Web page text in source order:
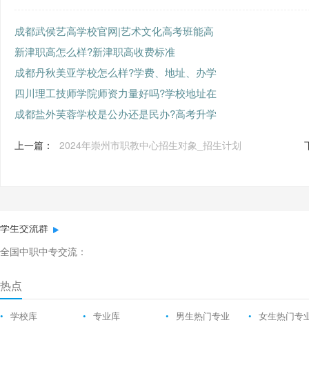
成都武侯艺高学校官网|艺术文化高考班能高
新津职高怎么样?新津职高收费标准
成都丹秋美亚学校怎么样?学费、地址、办学
四川理工技师学院师资力量好吗?学校地址在
成都盐外芙蓉学校是公办还是民办?高考升学
上一篇： 2024年崇州市职教中心招生对象_招生计划
学生交流群
全国中职中专交流：
热点
• 学校库 • 专业库 • 男生热门专业 • 女生热门专